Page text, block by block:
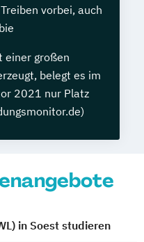
vorbei, auch
einer großen
belegt es im
2021 nur Platz
in Soest studieren